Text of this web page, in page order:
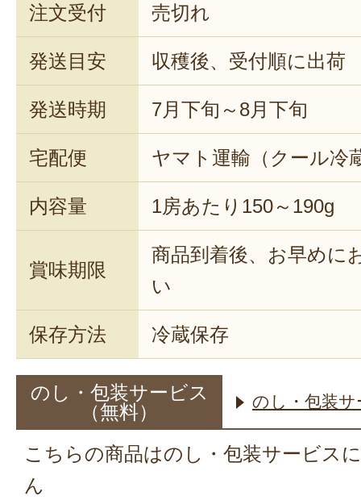
注文受付 売切れ
発送目安 収穫後、受付順に出荷
発送時期 7月下旬～8月下旬
宅配便 ヤマト運輸（クール冷
内容量 1房あたり150～190g
賞味期限
商品到着後、お早めに
い
保存方法 冷蔵保存
のし・包装サービス
（無料）
のし・包装
こちらの商品はのし・包装サービス
ん